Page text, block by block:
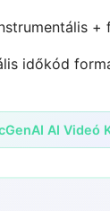
+
időkód
AI Videó